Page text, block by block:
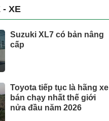
- XE
Suzuki XL7 có bản nâng
cấp
Toyota tiếp tục là hãng xe
bán chạy nhất thế giới
nửa đầu năm 2026